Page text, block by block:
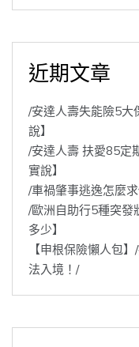
近期文章
/安達人壽失能險5大
說】
/安達人壽 扶愛85定
實說】
/車禍肇事逃逸怎麼
/歐洲自助行5種突發
多少】
【申根保險懶人包
法入境！/